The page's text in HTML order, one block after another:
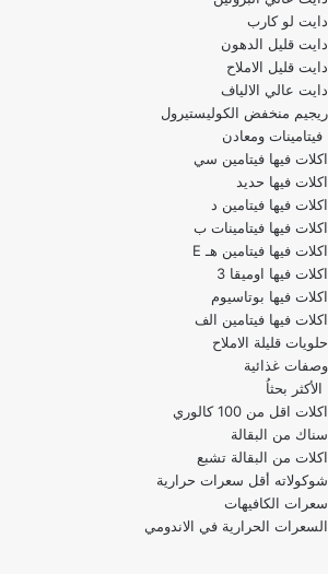
دايت لو كارب
دايت قليل الدهون
دايت قليل الاملاح
دايت عالي الالياف
ريجيم منخفض الكوليستيرول
فيتامينات ومعادن
اكلات فيها فيتامين سي
اكلات فيها حديد
اكلات فيها فيتامين د
اكلات فيها فيتامينات ب
اكلات فيها فيتامين هـ E
اكلات فيها اوميقا 3
اكلات فيها بوتاسيوم
اكلات فيها فيتامين الف
حلويات قليلة الاملاح
وصفات غذائية
الأكثر بحثاُ
اكلات اقل من 100 كالوري
اكلات من البقالة تشبع
شوكولاته أقل سعرات حرارية
سعرات الكافيهات
السعرات الحرارية في الاندومي